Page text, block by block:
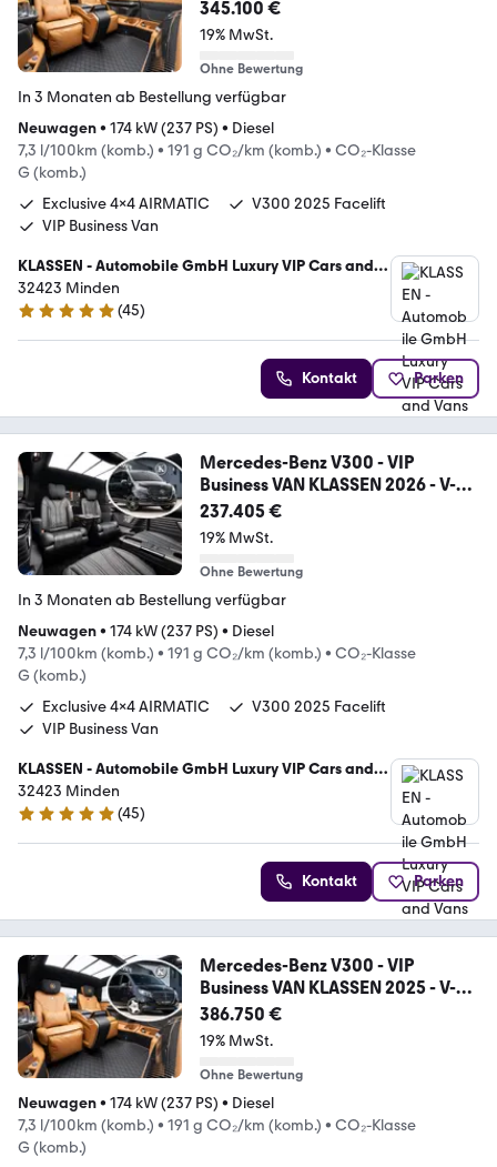
345.100 €
19% MwSt.
Ohne Bewertung
In 3 Monaten ab Bestellung verfügbar
Neuwagen• 174 kW (237 PS) • Diesel
7,3 l/100km (komb.) • 191 g CO₂/km (komb.) • CO₂-Klasse
G (komb.)
Exclusive 4x4 AIRMATIC
V300 2025 Facelift
VIP Business Van
KLASSEN - Automobile GmbH Luxury VIP Cars and
Vans
32423 Minden
5 Sterne
(45)
Kontakt Parken
Mercedes-Benz V300 - VIP
Business VAN KLASSEN 2026 - V-
Klasse
237.405 €
19% MwSt.
Ohne Bewertung
In 3 Monaten ab Bestellung verfügbar
Neuwagen• 174 kW (237 PS) • Diesel
7,3 l/100km (komb.) • 191 g CO₂/km (komb.) • CO₂-Klasse
G (komb.)
Exclusive 4x4 AIRMATIC
V300 2025 Facelift
VIP Business Van
KLASSEN - Automobile GmbH Luxury VIP Cars and
Vans
32423 Minden
5 Sterne
(45)
Kontakt Parken
Mercedes-Benz V300 - VIP
Business VAN KLASSEN 2025 - V-
Klasse
386.750 €
19% MwSt.
Ohne Bewertung
Neuwagen• 174 kW (237 PS) • Diesel
7,3 l/100km (komb.) • 191 g CO₂/km (komb.) • CO₂-Klasse
G (komb.)